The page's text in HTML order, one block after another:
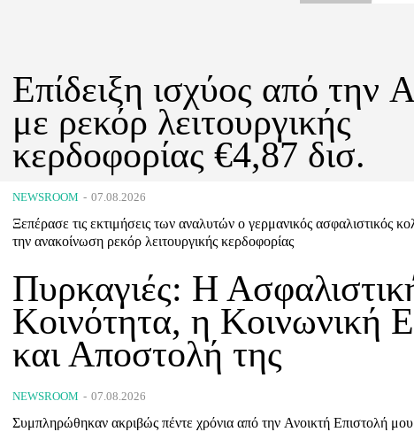
Επίδειξη ισχύος από την
με ρεκόρ λειτουργικής
κερδοφορίας €4,87 δισ.
NEWSROOM - 07.08.2026
Ξεπέρασε τις εκτιμήσεις των αναλυτών ο γερμανικός ασφαλιστικός
την ανακοίνωση ρεκόρ λειτουργικής κερδοφορίας
Πυρκαγιές: Η
Κοινότητα, η Κοινωνική
και Αποστολή της
NEWSROOM - 07.08.2026
Συμπληρώθηκαν ακριβώς πέντε χρόνια από την Ανοικτή Επιστολή